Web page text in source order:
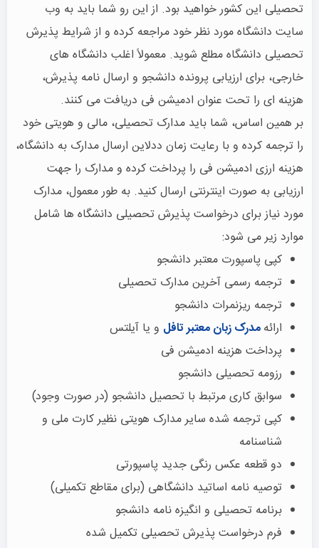
تحصیلی این کشور خواهید بود. از این رو شما باید به وب
سایت دانشگاه مورد نظر خود مراجعه کرده و از شرایط پذیرش
تحصیلی دانشگاه مطلع شوید. معمولاً اغلب دانشگاه های
خارجی، برای ارزیابی پرونده دانشجو و ارسال نامه پذیرش،
هزینه ای را تحت عنوان ادمیشن فی دریافت می کنند.
بر همین اساس، شما باید مدارک تحصیلی، مالی و هویتی خود
را ترجمه کرده و با رعایت زمان ددلاین ارسال مدارک به دانشگاه،
هزینه ارزی ادمیشن فی را پرداخت کرده و مدارک را جهت
ارزیابی به صورت اینترنتی ارسال کنید. به طور معمول، مدارک
مورد نیاز برای درخواست پذیرش تحصیلی دانشگاه ها شامل
موارد زیر می شود:
کپی پاسپورت معتبر دانشجو
ترجمه رسمی آخرین مدارک تحصیلی
ترجمه ریزنمرات دانشجو
ارائهمدرک زبان معتبر تافل و یا آیلتس
پرداخت هزینه ادمیشن فی
رزومه تحصیلی دانشجو
سوابق کاری مرتبط با تحصیل دانشجو (در صورت وجود)
کپی ترجمه شده سایر مدارک هویتی نظیر کارت ملی و
شناسنامه
دو قطعه عکس رنگی جدید پاسپورتی
توصیه نامه اساتید دانشگاهی (برای مقاطع تکمیلی)
برنامه تحصیلی و انگیزه نامه دانشجو
فرم درخواست پذیرش تحصیلی تکمیل شده